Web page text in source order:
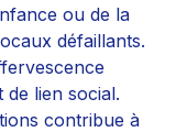
ou de la
défaillants.
de lien social.
contribue à